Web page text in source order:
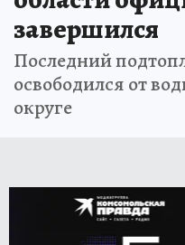
завершился
Последний
освободился от
округе